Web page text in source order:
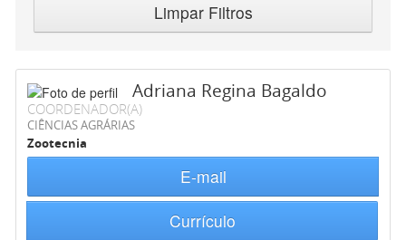
Limpar Filtros
Adriana Regina Bagaldo
COORDENADOR(A)
CIÊNCIAS AGRÁRIAS
Zootecnia
E-mail
Currículo